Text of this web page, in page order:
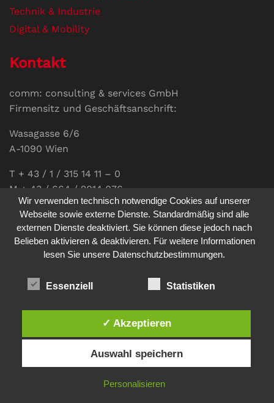
Technik & Industrie
Digital & Mobility
Kontakt
comm: consulting & services GmbH
Firmensitz und Geschäftsanschrift:
Wasagasse 6/6
A-1090 Wien
T + 43 / 1 / 315 14 11 – 0
M + 43 / 664 / 2014 076
E-Mail:office@communications.co.at
Homepage:www.communications.co.at
UID: ATU 811 196 56
Sabine Pöhacker MSc.
Datenschutz
den Punkt. - Site made bysfe
Wir verwenden technisch notwendige Cookies auf unserer
Webseite sowie externe Dienste. Standardmäßig sind alle
externen Dienste deaktiviert. Sie können diese jedoch nach
Belieben aktivieren & deaktivieren. Für weitere Informationen
lesen Sie unsere Datenschutzbestimmungen.
Essenziell Statistiken
✓ Akzeptieren
Auswahl speichern
Personalisieren